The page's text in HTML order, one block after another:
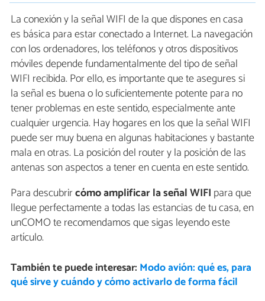
La conexión y la señal WIFI de la que dispones en casa
es básica para estar conectado a Internet. La navegación
con los ordenadores, los teléfonos y otros dispositivos
móviles depende fundamentalmente del tipo de señal
WIFI recibida. Por ello, es importante que te asegures si
la señal es buena o lo suficientemente potente para no
tener problemas en este sentido, especialmente ante
cualquier urgencia. Hay hogares en los que la señal WIFI
puede ser muy buena en algunas habitaciones y bastante
mala en otras. La posición del router y la posición de las
antenas son aspectos a tener en cuenta en este sentido.
Para descubrircómo amplificar la señal WIFI para que
llegue perfectamente a todas las estancias de tu casa, en
unCOMO te recomendamos que sigas leyendo este
artículo.
También te puede interesar: Modo avión: qué es, para
qué sirve y cuándo y cómo activarlo de forma fácil